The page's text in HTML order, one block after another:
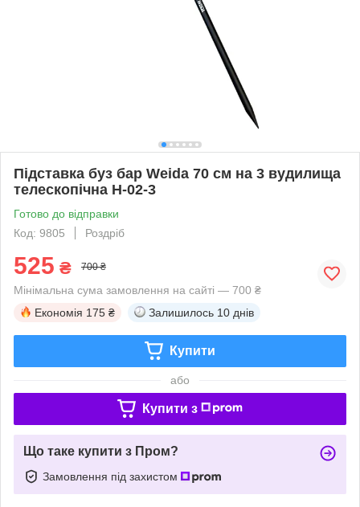
Підставка буз бар Weida 70 см на 3 вудилища
телескопічна H-02-3
Готово до відправки
Код: 9805
Роздріб
525 ₴ 700 ₴
Мінімальна сума замовлення на сайті — 700 ₴
Економія 175 ₴ Залишилось 10 днів
Купити
або
Купити з
Що таке купити з Пром?
Замовлення під захистом